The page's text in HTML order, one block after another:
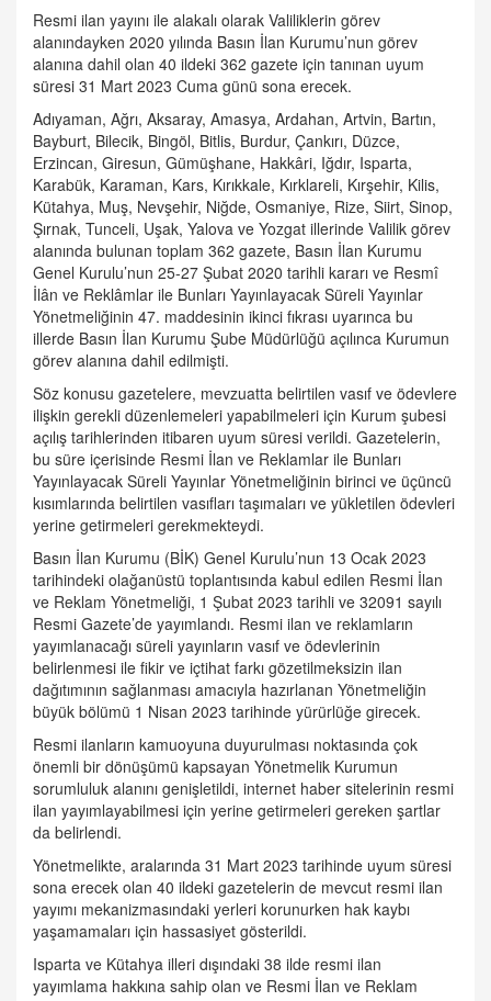
Resmi ilan yayını ile alakalı olarak Valiliklerin görev
alanındayken 2020 yılında Basın İlan Kurumu’nun görev
alanına dahil olan 40 ildeki 362 gazete için tanınan uyum
süresi 31 Mart 2023 Cuma günü sona erecek.
Adıyaman, Ağrı, Aksaray, Amasya, Ardahan, Artvin, Bartın,
Bayburt, Bilecik, Bingöl, Bitlis, Burdur, Çankırı, Düzce,
Erzincan, Giresun, Gümüşhane, Hakkâri, Iğdır, Isparta,
Karabük, Karaman, Kars, Kırıkkale, Kırklareli, Kırşehir, Kilis,
Kütahya, Muş, Nevşehir, Niğde, Osmaniye, Rize, Siirt, Sinop,
Şırnak, Tunceli, Uşak, Yalova ve Yozgat illerinde Valilik görev
alanında bulunan toplam 362 gazete, Basın İlan Kurumu
Genel Kurulu’nun 25-27 Şubat 2020 tarihli kararı ve Resmî
İlân ve Reklâmlar ile Bunları Yayınlayacak Süreli Yayınlar
Yönetmeliğinin 47. maddesinin ikinci fıkrası uyarınca bu
illerde Basın İlan Kurumu Şube Müdürlüğü açılınca Kurumun
görev alanına dahil edilmişti.
Söz konusu gazetelere, mevzuatta belirtilen vasıf ve ödevlere
ilişkin gerekli düzenlemeleri yapabilmeleri için Kurum şubesi
açılış tarihlerinden itibaren uyum süresi verildi. Gazetelerin,
bu süre içerisinde Resmi İlan ve Reklamlar ile Bunları
Yayınlayacak Süreli Yayınlar Yönetmeliğinin birinci ve üçüncü
kısımlarında belirtilen vasıfları taşımaları ve yükletilen ödevleri
yerine getirmeleri gerekmekteydi.
Basın İlan Kurumu (BİK) Genel Kurulu’nun 13 Ocak 2023
tarihindeki olağanüstü toplantısında kabul edilen Resmi İlan
ve Reklam Yönetmeliği, 1 Şubat 2023 tarihli ve 32091 sayılı
Resmi Gazete’de yayımlandı. Resmi ilan ve reklamların
yayımlanacağı süreli yayınların vasıf ve ödevlerinin
belirlenmesi ile fikir ve içtihat farkı gözetilmeksizin ilan
dağıtımının sağlanması amacıyla hazırlanan Yönetmeliğin
büyük bölümü 1 Nisan 2023 tarihinde yürürlüğe girecek.
Resmi ilanların kamuoyuna duyurulması noktasında çok
önemli bir dönüşümü kapsayan Yönetmelik Kurumun
sorumluluk alanını genişletildi, internet haber sitelerinin resmi
ilan yayımlayabilmesi için yerine getirmeleri gereken şartlar
da belirlendi.
Yönetmelikte, aralarında 31 Mart 2023 tarihinde uyum süresi
sona erecek olan 40 ildeki gazetelerin de mevcut resmi ilan
yayımı mekanizmasındaki yerleri korunurken hak kaybı
yaşamamaları için hassasiyet gösterildi.
Isparta ve Kütahya illeri dışındaki 38 ilde resmi ilan
yayımlama hakkına sahip olan ve Resmi İlan ve Reklam